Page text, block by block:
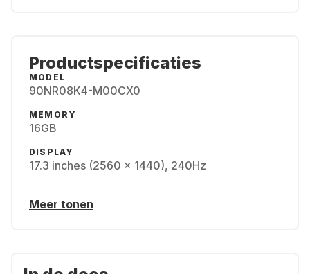
Productspecificaties
MODEL
90NR08K4-M00CX0
MEMORY
16GB
DISPLAY
17.3 inches (2560 x 1440), 240Hz
Meer tonen